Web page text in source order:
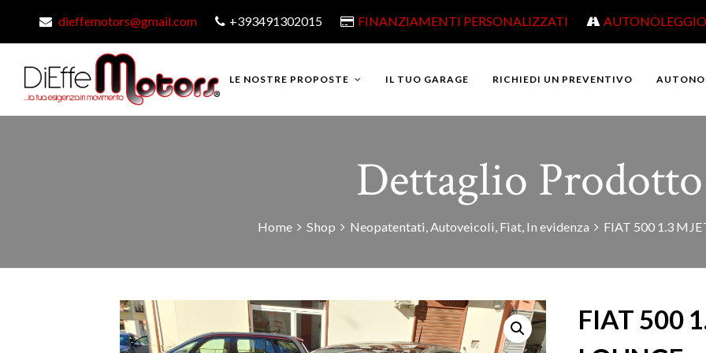
dieffemotors@gmail.com +393491302015 FINANZIAMENTI PERSONALIZZATI AUTONOLEGGIO
LE NOSTRE PROPOSTE IL TUO GARAGE RICHIEDI UN PREVENTIVO
Dettaglio Prodotto
Home Shop Neopatentati,Autoveicoli, Fiat, In evidenza FIAT 500 1.3
FIAT 500